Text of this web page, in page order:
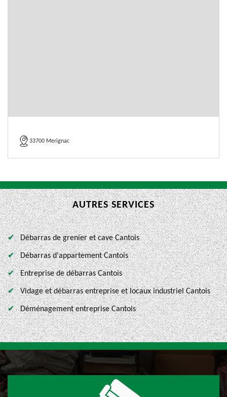
33700 Merignac
AUTRES SERVICES
Débarras de grenier et cave Cantois
Débarras d'appartement Cantois
Entreprise de débarras Cantois
Vidage et débarras entreprise et locaux industriel Cantois
Déménagement entreprise Cantois